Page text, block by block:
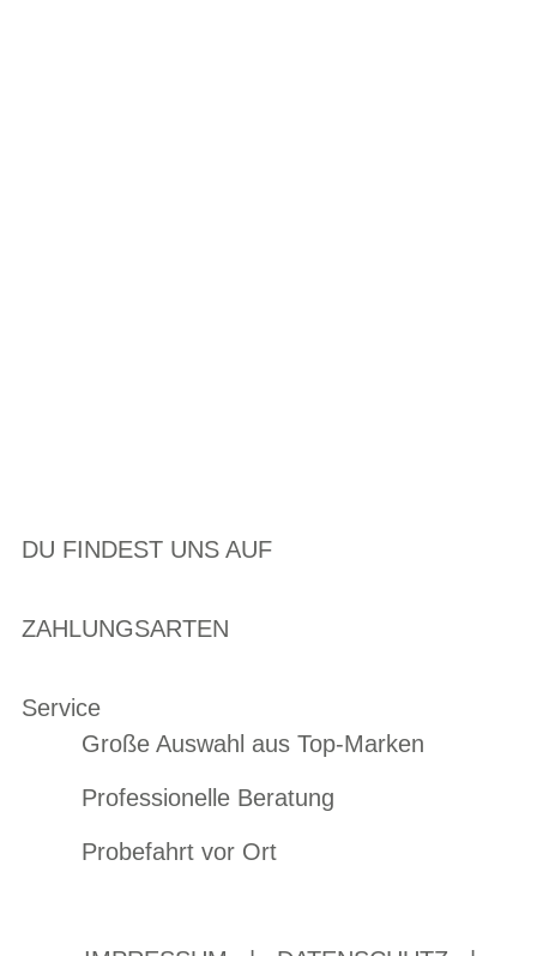
DU FINDEST UNS AUF
ZAHLUNGSARTEN
Service
Große Auswahl aus Top-Marken
Professionelle Beratung
Probefahrt vor Ort